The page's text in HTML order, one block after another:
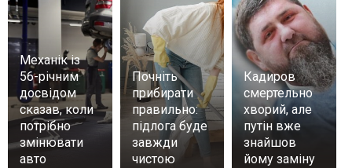
Механік із
56-річним
досвідом
сказав, коли
потрібно
змінювати
авто
Почніть
прибирати
правильно:
підлога буде
завжди
чистою
Кадиров
смертельно
хворий, але
путін вже
знайшов
йому заміну